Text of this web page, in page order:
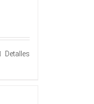
Detalles